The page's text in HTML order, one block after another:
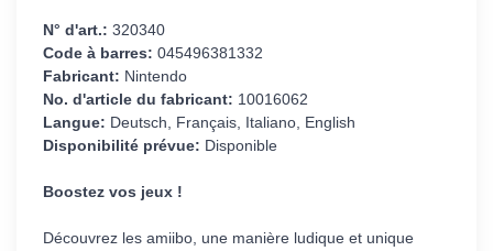
N° d'art.: 320340
Code à barres: 045496381332
Fabricant: Nintendo
No. d'article du fabricant: 10016062
Langue: Deutsch, Français, Italiano, English
Disponibilité prévue: Disponible
Boostez vos jeux !
Découvrez les amiibo, une manière ludique et unique